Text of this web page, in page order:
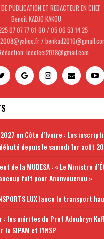
PUBLICATION ET REDACTEUR EN CHEF
Benoît KADJO KAKOU
07 07 77 61 60 / 05 06 53 14 25
/
lecoleci2018@gmail.com
en Côte d’Ivoire : Les
depuis le samedi 1er août
de la MUDESA : « Le Ministre
fait pour Ananvouenou »
LUX lance le transport
les mérites du Prof Adoubryn
SIPAM et l’INSP